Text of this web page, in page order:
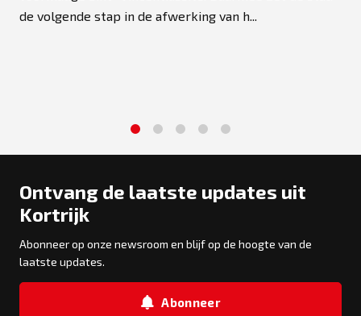
de volgende stap in de afwerking van h...
Ontvang de laatste updates uit
Kortrijk
Abonneer op onze newsroom en blijf op de hoogte van de
laatste updates.
Abonneer